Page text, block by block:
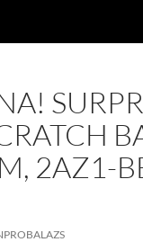
2AZ1-